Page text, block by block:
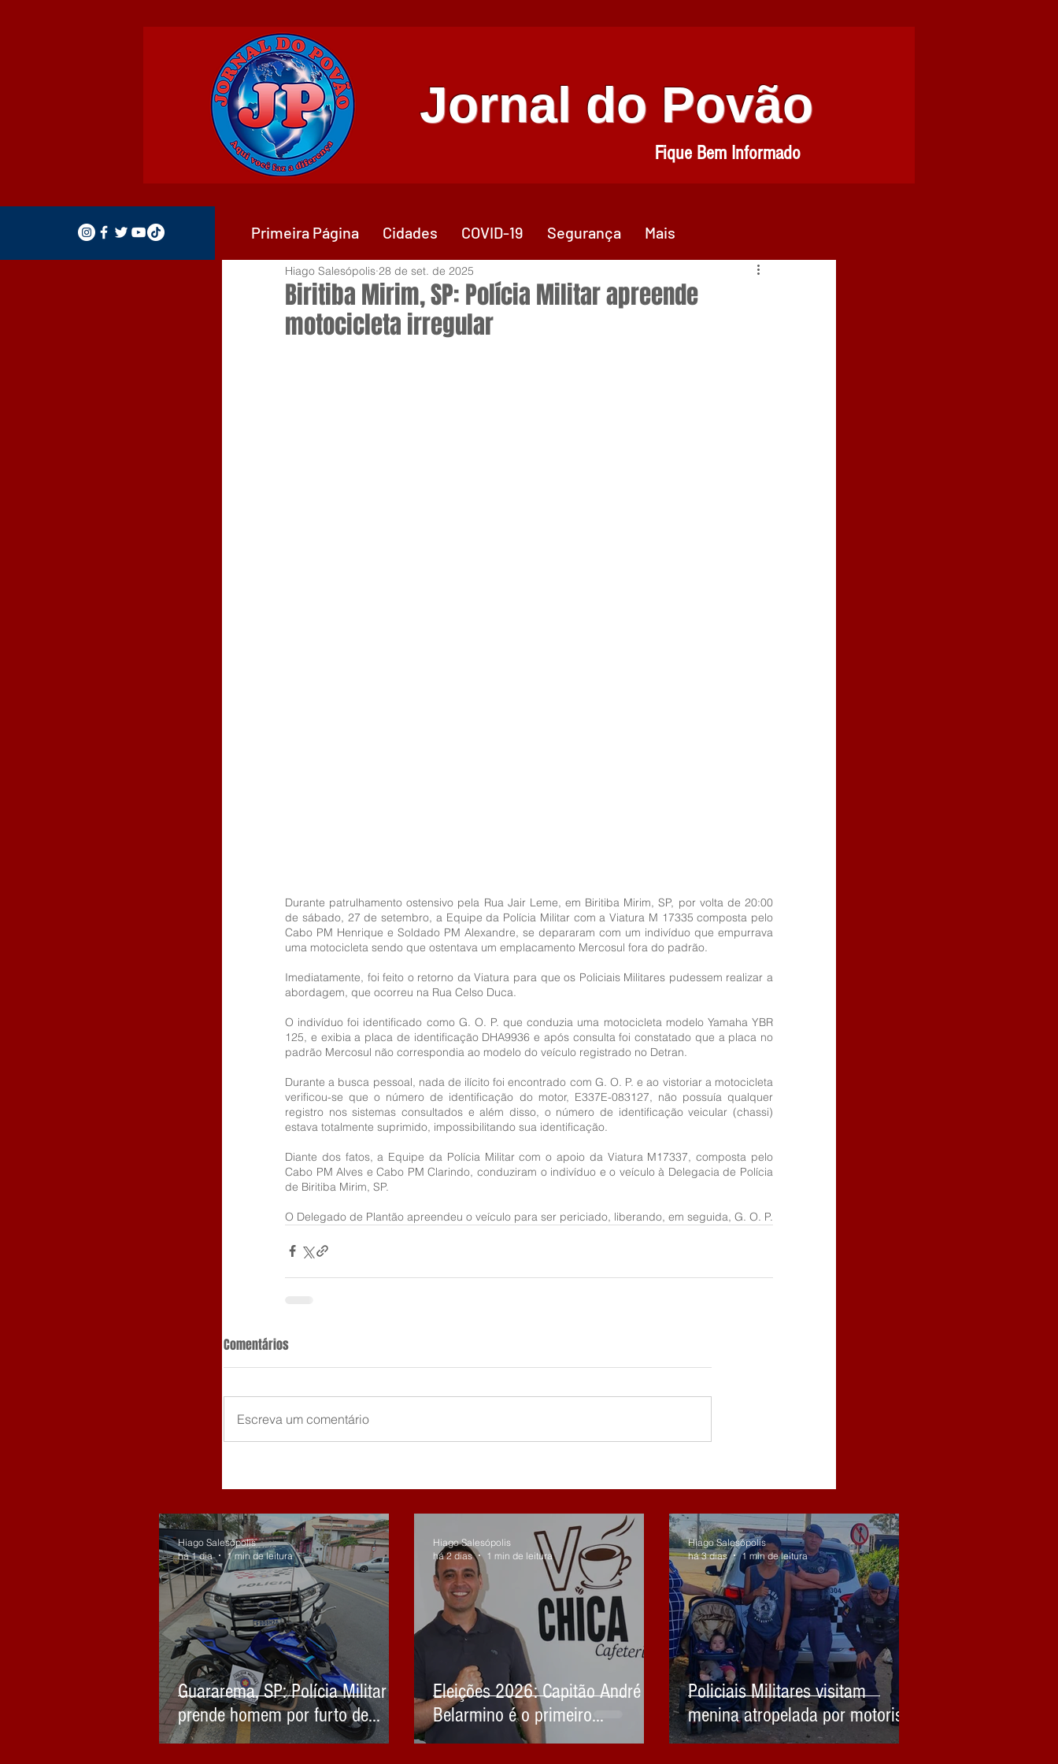
Jornal do Povão
Fique Bem Informado
Biritiba Mirim, SP: Polícia Militar apreende
motocicleta irregular
Hiago Salesópolis 28 de set. de 2025
Durante patrulhamento ostensivo pela Rua Jair Leme, em Biritiba Mirim, SP, por volta de 20:00
de sábado, 27 de setembro, a Equipe da Polícia Militar com a Viatura M 17335 composta pelo
Cabo PM Henrique e Soldado PM Alexandre, se depararam com um indivíduo que empurrava
uma motocicleta sendo que ostentava um emplacamento Mercosul fora do padrão.
Imediatamente, foi feito o retorno da Viatura para que os Policiais Militares pudessem realizar a
abordagem, que ocorreu na Rua Celso Duca.
O indivíduo foi identificado como G. O. P. que conduzia uma motocicleta modelo Yamaha YBR
125, e exibia a placa de identificação DHA9936 e após consulta foi constatado que a placa no
padrão Mercosul não correspondia ao modelo do veículo registrado no Detran.
Durante a busca pessoal, nada de ilícito foi encontrado com G. O. P. e ao vistoriar a motocicleta
verificou-se que o número de identificação do motor, E337E-083127, não possuía qualquer
registro nos sistemas consultados e além disso, o número de identificação veicular (chassi)
estava totalmente suprimido, impossibilitando sua identificação.
Diante dos fatos, a Equipe da Polícia Militar com o apoio da Viatura M17337, composta pelo
Cabo PM Alves e Cabo PM Clarindo, conduziram o indivíduo e o veículo à Delegacia de Polícia
de Biritiba Mirim, SP.
O Delegado de Plantão apreendeu o veículo para ser periciado, liberando, em seguida, G. O. P.
Comentários
Escreva um comentário
Guararema, SP: Polícia Militar
prende homem por furto de
motocicleta
Hiago Salesópolis
há 1 dia
1 min de leitura
Eleições 2026: Capitão André
Belarmino é o primeiro
entrevistado da série especial do
Hiago Salesópolis
há 2 dias
1 min de leitura
Policiais Militares visitam
menina atropelada por motorista
embriagado em Biritiba Mirim e
Hiago Salesópolis
há 3 dias
1 min de leitura
Primeira Página Cidades COVID-19 Segurança Mais